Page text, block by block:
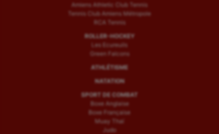
Amiens Athletic Club Tennis
Tennis Club Amiens Métropole
RCA Tennis
ROLLER-HOCKEY
Les Ecureuils
Green Falcons
ATHLÉTISME
NATATION
SPORT DE COMBAT
Boxe Anglaise
Boxe Française
Muay Thaï
Judo